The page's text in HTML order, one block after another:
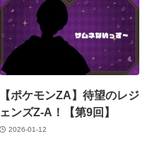
【ポケモンZA】待望のレジ
ェンズZ-A！【第9回】
2026-01-12